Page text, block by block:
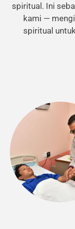
spiritual. Ini
kami —
spiritual